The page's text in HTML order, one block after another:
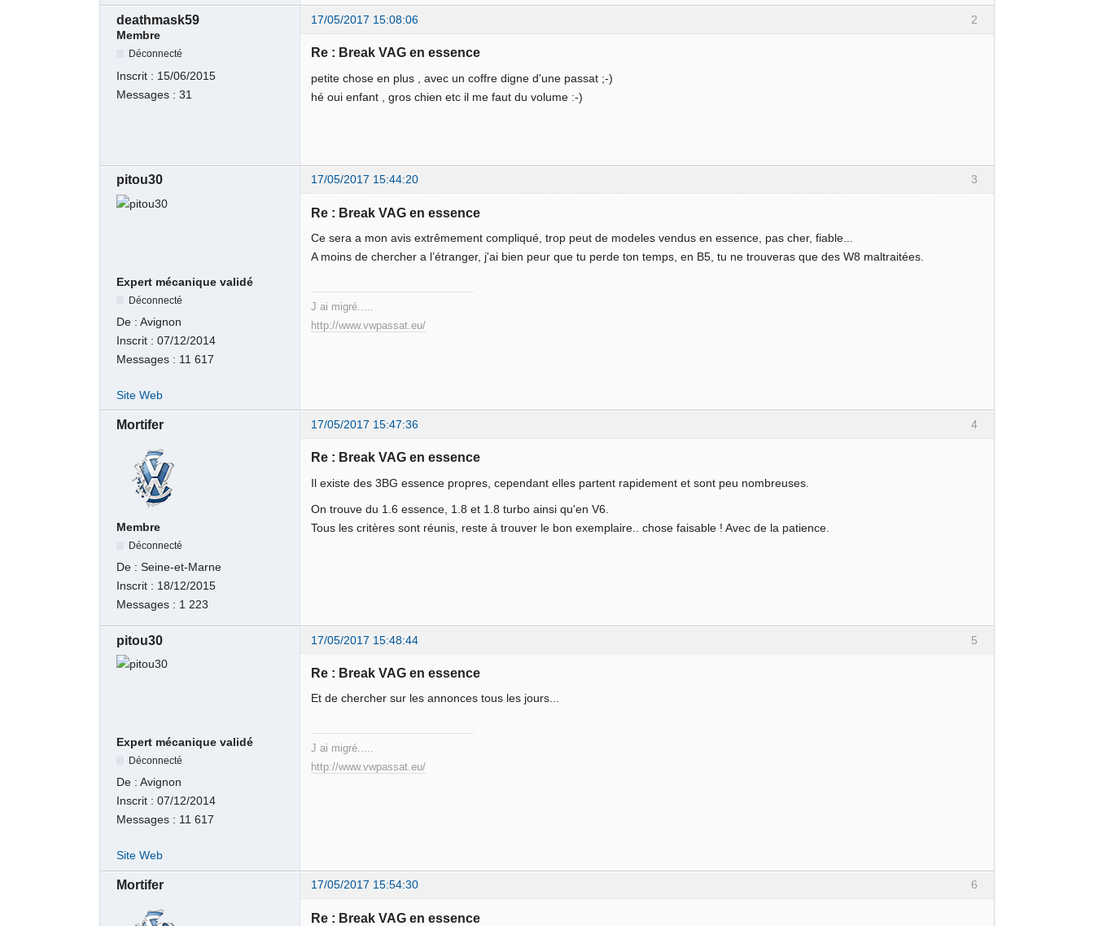
2
deathmask59
17/05/2017 15:08:06
Membre
Déconnecté
Inscrit : 15/06/2015
Messages :31
Re : Break VAG en essence
petite chose en plus , avec un coffre digne d'une passat ;-)
hé oui enfant , gros chien etc il me faut du volume :-)
3
pitou30 17/05/2017 15:44:20
Expert mécanique validé
Déconnecté
De :Avignon
Inscrit :07/12/2014
Messages : 11 617
Re : Break VAG en essence
Ce sera a mon avis extrêmement compliqué, trop peut de modeles vendus en essence, pas cher, fiable...
A moins de chercher a l’étranger, j'ai bien peur que tu perde ton temps, en B5, tu ne trouveras que des W8 maltraitées.
J ai migré.....
http://www.vwpassat.eu/
Site Web
4
Mortifer 17/05/2017 15:47:36
Membre
Déconnecté
De :Seine-et-Marne
Inscrit : 18/12/2015
Messages : 1 223
Re : Break VAG en essence
Il existe des 3BG essence propres, cependant elles partent rapidement et sont peu nombreuses.
On trouve du 1.6 essence, 1.8 et 1.8 turbo ainsi qu'en V6.
Tous les critères sont réunis, reste à trouver le bon exemplaire.. chose faisable ! Avec de la patience.
5
pitou30 17/05/2017 15:48:44
Expert mécanique validé
Déconnecté
De :Avignon
Inscrit :07/12/2014
Messages : 11 617
Re : Break VAG en essence
Et de chercher sur les annonces tous les jours...
J ai migré.....
http://www.vwpassat.eu/
Site Web
6
Mortifer 17/05/2017 15:54:30
Re : Break VAG en essence